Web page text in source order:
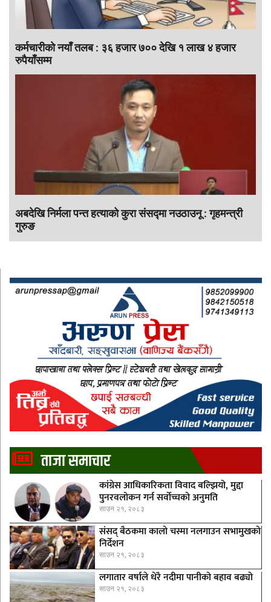
कर्मचारीकाे नयाँ तलब : ३६ हजार ७०० देखि १ लाख ४ हजार
रुपैयाँसम्म
अबदेखि निर्मला पन्त हत्याको कुरा संसद्‍मा नउठाउनू : गृहमन्त्री
गुरुङ
ताजा समाचार
कांग्रेस आधिकारिकता विवाद बल्झियो, मुद्दा
पुनरवलोकन गर्न सर्वोच्चको अनुमति
साउन २१, २०८३
संसद् बैठकमा कालाे चस्मा नलगाउन सभामुखकाे
निर्देशन
साउन २१, २०८३
लगातार वर्षाले धेरै नदीमा पानीको बहाव बढ्यो
साउन २१, २०८३